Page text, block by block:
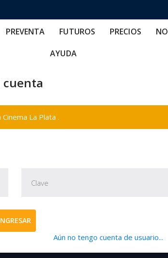
PREVENTA FUTUROS PRECIOS
AYUDA
cuenta
La Plata .
Aún no tengo cuenta de usuario...